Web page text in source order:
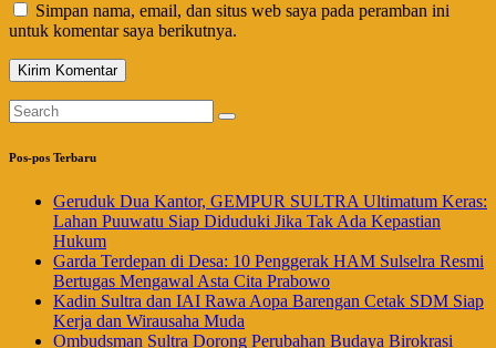
Simpan nama, email, dan situs web saya pada peramban ini
untuk komentar saya berikutnya.
Pos-pos Terbaru
Geruduk Dua Kantor, GEMPUR SULTRA Ultimatum Keras:
Lahan Puuwatu Siap Diduduki Jika Tak Ada Kepastian
Hukum
Garda Terdepan di Desa: 10 Penggerak HAM Sulselra Resmi
Bertugas Mengawal Asta Cita Prabowo
Kadin Sultra dan IAI Rawa Aopa Barengan Cetak SDM Siap
Kerja dan Wirausaha Muda
Ombudsman Sultra Dorong Perubahan Budaya Birokrasi